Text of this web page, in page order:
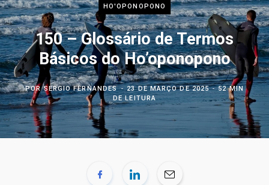
HO'OPONOPONO
150 – Glossário de Termos
Básicos do Ho’oponopono
PORSERGIO FERNANDES 23 DE MARÇO DE 2025
52 MIN
DE LEITURA